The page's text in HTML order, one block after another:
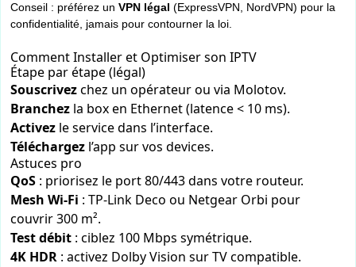
Conseil : préférez un VPN légal (ExpressVPN, NordVPN) pour la
confidentialité, jamais pour contourner la loi.
Comment Installer et Optimiser son IPTV
Étape par étape (légal)
Souscrivezchez un opérateur ou via Molotov.
Branchez la box en Ethernet (latence < 10 ms).
Activez le service dans l’interface.
Téléchargez l’app sur vos devices.
Astuces pro
QoS : priorisez le port 80/443 dans votre routeur.
Mesh Wi-Fi : TP-Link Deco ou Netgear Orbi pour
couvrir 300 m².
Test débit : ciblez 100 Mbps symétrique.
4K HDR : activez Dolby Vision sur TV compatible.